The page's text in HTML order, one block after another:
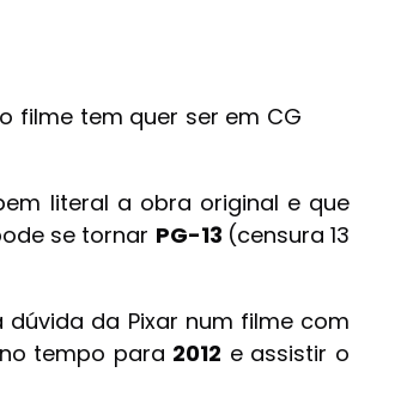
filme tem quer ser em CG
literal a obra original e que
se tornar PG-13 (censura 13
da Pixar num filme com
tempo para 2012 e assistir o